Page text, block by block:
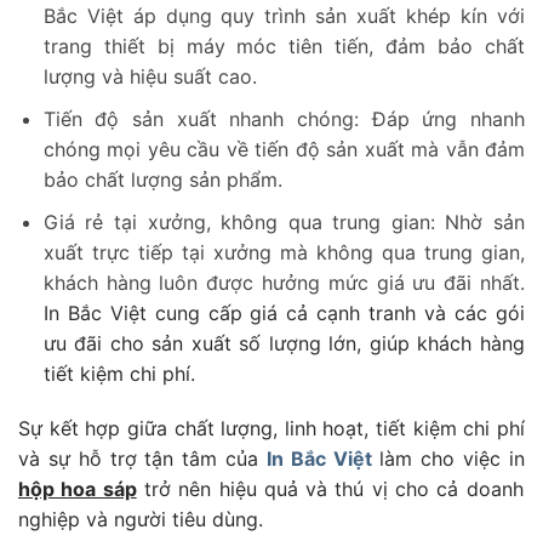
Bắc Việt áp dụng quy trình sản xuất khép kín với
trang thiết bị máy móc tiên tiến, đảm bảo chất
lượng và hiệu suất cao.
Tiến độ sản xuất nhanh chóng: Đáp ứng nhanh
chóng mọi yêu cầu về tiến độ sản xuất mà vẫn đảm
bảo chất lượng sản phẩm.
Giá rẻ tại xưởng, không qua trung gian: Nhờ sản
xuất trực tiếp tại xưởng mà không qua trung gian,
khách hàng luôn được hưởng mức giá ưu đãi nhất.
In Bắc Việt cung cấp giá cả cạnh tranh và các gói
ưu đãi cho sản xuất số lượng lớn, giúp khách hàng
tiết kiệm chi phí.
Sự kết hợp giữa chất lượng, linh hoạt, tiết kiệm chi phí
và sự hỗ trợ tận tâm của In Bắc Việtlàm cho việc in
hộp hoa sáptrở nên hiệu quả và thú vị cho cả doanh
nghiệp và người tiêu dùng.